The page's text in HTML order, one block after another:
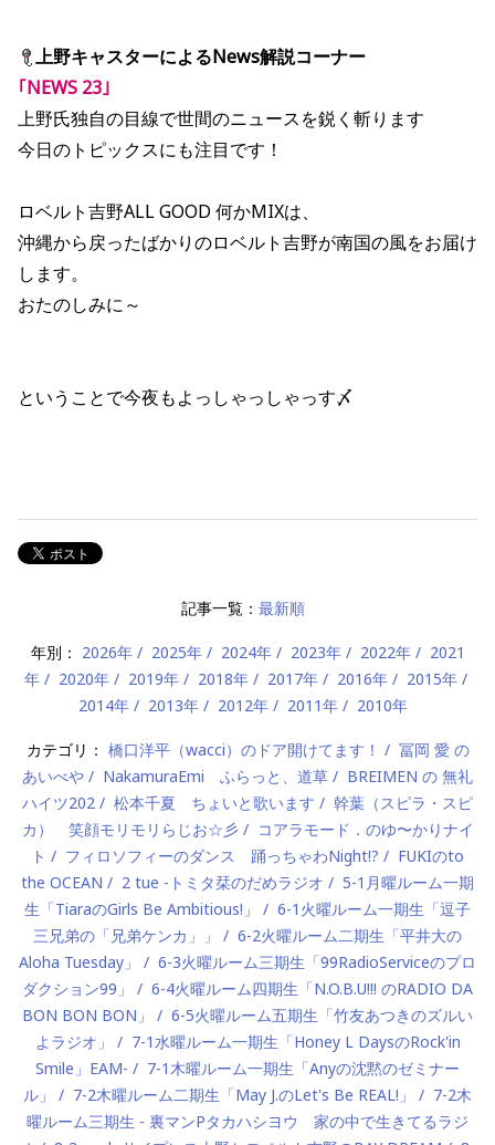
上野キャスターによるNews解説コーナー
｢NEWS 23｣
上野氏独自の目線で世間のニュースを鋭く斬ります
今日のトピックスにも注目です！
ロベルト吉野ALL GOOD 何かMIXは、
沖縄から戻ったばかりのロベルト吉野が南国の風をお届け
します。
おたのしみに～
ということで今夜もよっしゃっしゃっす〆
記事一覧： 最新順
年別： 2026年 2025年 2024年 2023年 2022年
2021
年
2020年 2019年 2018年 2017年 2016年
2015年
2014年
2013年 2012年 2011年 2010年
カテゴリ： 橋口洋平（wacci）のドア開けてます！
冨岡 愛 の
あいべや
NakamuraEmi ふらっと、道草
BREIMEN の 無礼
ハイツ202
松本千夏 ちょいと歌います
幹葉（スピラ・スピ
カ） 笑顔モリモリらじお☆彡
コアラモード．のゆ〜かりナイ
ト
フィロソフィーのダンス 踊っちゃわNight!?
FUKIのto
the OCEAN
2 tue -トミタ栞のだめラジオ
5-1月曜ルーム一期
生「TiaraのGirls Be Ambitious!」
6-1火曜ルーム一期生「逗子
三兄弟の「兄弟ケンカ」」
6-2火曜ルーム二期生「平井大の
Aloha Tuesday」
6-3火曜ルーム三期生「99RadioServiceのプロ
ダクション99」
6-4火曜ルーム四期生「N.O.B.U!!! のRADIO DA
BON BON BON」
6-5火曜ルーム五期生「竹友あつきのズルい
よラジオ」
7-1水曜ルーム一期生「Honey L DaysのRock'in
Smile」EAM-
7-1木曜ルーム一期生「Anyの沈黙のゼミナー
ル」
7-2木曜ルーム二期生「May J.のLet's Be REAL!」
7-2木
曜ルーム三期生 - 裏マンPタカハシヨウ 家の中で生きてるラジ